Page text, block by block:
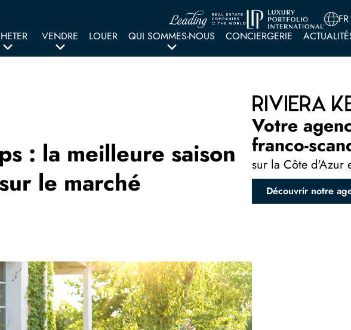
FR
VENDRE LOUER QUI SOMMES-NOUS CONCIERGERIE
: la meilleure saison
le marché
Votre
franco-
sur la Côte d'Azur
Découvrir notre